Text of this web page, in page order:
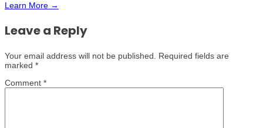
Learn More →
Leave a Reply
Your email address will not be published. Required fields are
marked *
Comment *